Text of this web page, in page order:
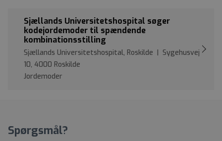
Sjællands Universitetshospital søger
kodejordemoder til spændende
kombinationsstilling
Sjællands Universitetshospital, Roskilde | Sygehusvej
10, 4000 Roskilde
Jordemoder
Spørgsmål?